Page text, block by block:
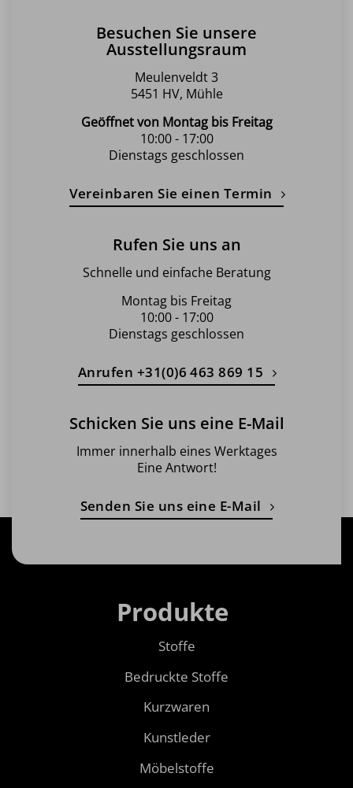
Besuchen Sie unsere
Ausstellungsraum
Meulenveldt 3
5451 HV, Mühle
Geöffnet von Montag bis Freitag
10:00 - 17:00
Dienstags geschlossen
Vereinbaren Sie einen Termin
Rufen Sie uns an
Schnelle und einfache Beratung
Montag bis Freitag
10:00 - 17:00
Dienstags geschlossen
Anrufen +31(0)6 463 869 15
Schicken Sie uns eine E-Mail
Immer innerhalb eines Werktages
Eine Antwort!
Senden Sie uns eine E-Mail
Produkte
Stoffe
Bedruckte Stoffe
Kurzwaren
Kunstleder
Möbelstoffe